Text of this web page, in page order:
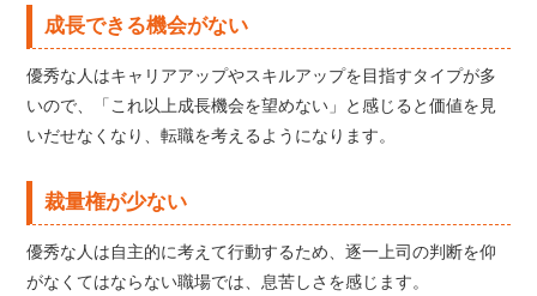
成長できる機会がない
優秀な人はキャリアアップやスキルアップを目指すタイプが多
いので、「これ以上成長機会を望めない」と感じると価値を見
いだせなくなり、転職を考えるようになります。
裁量権が少ない
優秀な人は自主的に考えて行動するため、逐一上司の判断を仰
がなくてはならない職場では、息苦しさを感じます。